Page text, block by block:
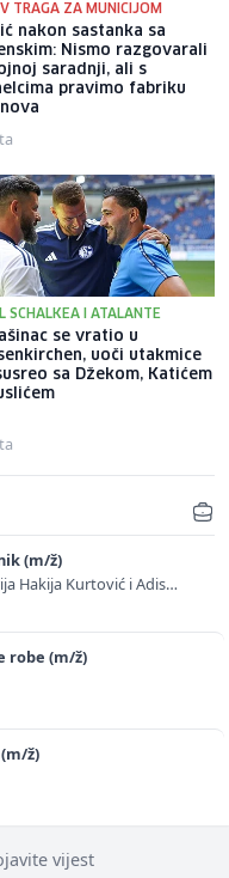
TRAGA ZA MUNICIJOM
nakon sastanka sa
Nismo razgovarali
saradnji, ali s
pravimo fabriku
SCHALKEA I ATALANTE
se vratio u
uoči utakmice
sa Džekom, Katićem
(m/ž)
Hakija Kurtović i Adis
robe (m/ž)
ž)
vijest